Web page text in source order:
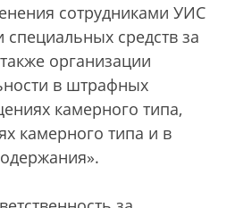
сотрудниками УИС
средств за
организации
в штрафных
камерного типа,
камерного типа и в